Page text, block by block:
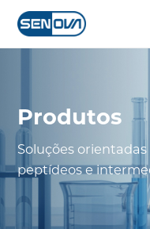
Produtos
Soluções
peptídeos e